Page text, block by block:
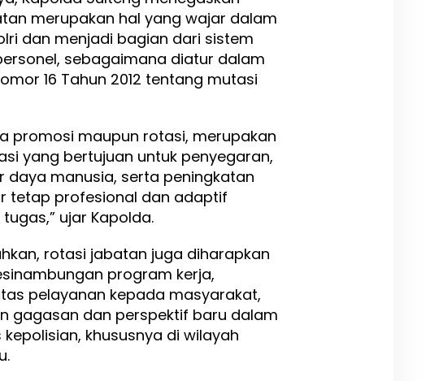
merupakan hal yang wajar dalam
dan menjadi bagian dari sistem
sebagaimana diatur dalam
16 Tahun 2012 tentang mutasi
promosi maupun rotasi, merupakan
yang bertujuan untuk penyegaran,
daya manusia, serta peningkatan
tetap profesional dan adaptif
ujar Kapolda.
rotasi jabatan juga diharapkan
program kerja,
pelayanan kepada masyarakat,
gagasan dan perspektif baru dalam
khususnya di wilayah